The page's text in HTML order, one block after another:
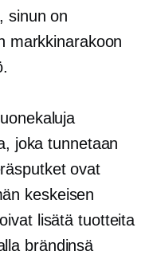
sinun on
markkinarakoon
joka tunnetaan
ovat
keskeisen
lisätä tuotteita
brändinsä